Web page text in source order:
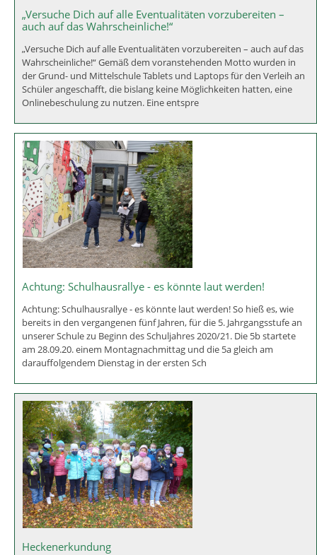
„Versuche Dich auf alle Eventualitäten vorzubereiten –
auch auf das Wahrscheinliche!“
„Versuche Dich auf alle Eventualitäten vorzubereiten – auch auf das
Wahrscheinliche!“ Gemäß dem voranstehenden Motto wurden in
der Grund- und Mittelschule Tablets und Laptops für den Verleih an
Schüler angeschafft, die bislang keine Möglichkeiten hatten, eine
Onlinebeschulung zu nutzen. Eine entspre
Achtung: Schulhausrallye - es könnte laut werden!
Achtung: Schulhausrallye - es könnte laut werden! So hieß es, wie
bereits in den vergangenen fünf Jahren, für die 5. Jahrgangsstufe an
unserer Schule zu Beginn des Schuljahres 2020/21. Die 5b startete
am 28.09.20. einem Montagnachmittag und die 5a gleich am
darauffolgendem Dienstag in der ersten Sch
Heckenerkundung